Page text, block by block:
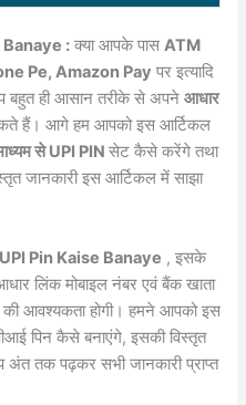
: क्या आपके पासATM
Pe, Amazon Pay पर इत्यादि
बहुत ही आसान तरीके से अपनेआधार
हैं। आगे हम आपको इस आर्टिकल
से UPI PINसेट कैसे करेंगे तथा
जानकारी इस आर्टिकल में साझा
Pin Kaise Banaye , इसके
लिंक मोबाइल नंबर एवं बैंक खाता
की आवश्यकता होगी। हमने आपको इस
पिन कैसे बनाएंगे, इसकी विस्तृत
तक पढ़कर सभी जानकारी प्राप्त